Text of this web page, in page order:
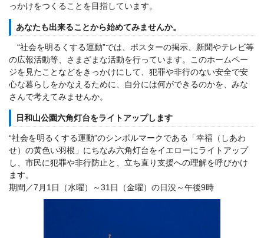
っかけをつくることを目指しています。
あなたも出来ることから始めてみませんか。
“社会を明るくする運動”では、ポスターの掲示、新聞やテレビ等
の広報活動等、さまざまな活動を行っています。このホームペー
ジを見たことなどをきっかけにして、犯罪や非行のない安全で安
心な暮らしをかなえるために、自分には何ができるのかを、みな
さんで考えてみませんか。
日和山公園六角灯台をライトアップします
“社会を明るくする運動”のシンボルマークである「幸福（しあわ
せ）の黄色い羽根」にちなみ六角灯台をイエローにライトアップ
し、市民に犯罪や非行防止と、立ち直り支援への理解を呼びかけ
ます。
期間／7月1日（水曜）～31日（金曜）の日没～午後9時